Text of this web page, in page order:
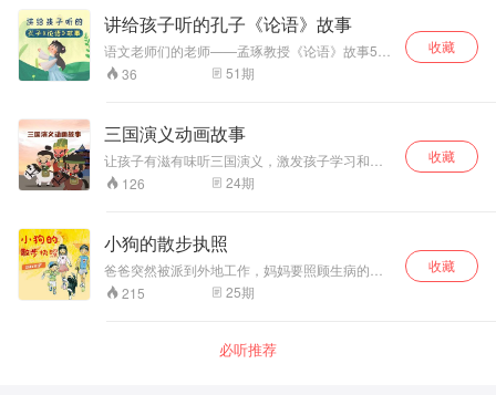
首部浪漫主义长篇神魔小说，主要写孙悟空、猪
八戒、沙僧三人保护唐僧西行取经的故事。 师徒
们行程十万八千里，历经九九八十一难，一路降
妖除魔，最后终于到达西天，取得真经。书中运
用奇特大胆的想象，描绘了一个色彩缤纷、神奇
情和世俗情怀，表现了鲜活的人间智慧，在奇幻
中透出浓郁的生活气息。
讲给孩子听的孔子《论语》故事
语文老师们的老师——孟琢教授《论语》故事50
讲 36 51期
收藏
三国演义动画故事
让孩子有滋有味听三国演义，激发孩子学习和探
索传统文化的兴趣，提高语言水平和文学底蕴！
126 24期
收藏
小狗的散步执照
爸爸突然被派到外地工作，妈妈要照顾生病的爷
爷，香织和弟弟健太养狗的计划落空了。 在公园
里，香织捡到一张“小狗的散步*”。因为这张“散步
哲相信她。为了化解同学们的误解，香织和阿
哲、健太当起了遛狗实习生……经过不懈努力，
215 25期
收藏
必听推荐